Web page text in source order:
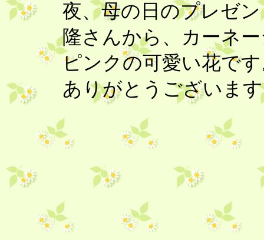
夜、母の日のプレゼ
隆さんから、カーネ
ピンクの可愛い花で
ありがとうございま